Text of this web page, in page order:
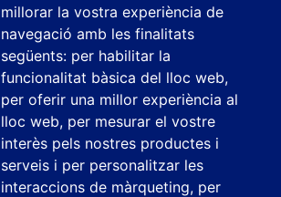
millorar la vostra experiència de
navegació amb les finalitats
següents: per habilitar la
funcionalitat bàsica del lloc web,
per oferir una millor experiència al
lloc web, per mesurar el vostre
interès pels nostres productes i
serveis i per personalitzar les
interaccions de màrqueting, per